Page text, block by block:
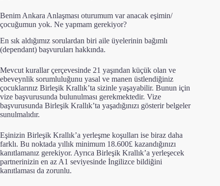
Benim Ankara Anlaşması oturumum var anacak eşimin/
çocuğumun yok. Ne yapmam gerekiyor?
En sık aldığımız sorulardan biri aile üyelerinin bağımlı
(dependant) başvuruları hakkında.
Mevcut kurallar çerçevesinde 21 yaşından küçük olan ve
ebeveynlik sorumluluğunu yasal ve manen üstlendiğiniz
çocuklarınız Birleşik Krallık’ta sizinle yaşayabilir. Bunun için
vize başvurusunda bulunulması gerekmektedir. Vize
başvurusunda Birleşik Krallık’ta yaşadığınızı gösterir belgeler
sunulmalıdır.
Eşinizin Birleşik Krallık’a yerleşme koşulları ise biraz daha
farklı. Bu noktada yıllık minimum 18.600£ kazandığınızı
kanıtlamanız gerekiyor. Ayrıca Birleşik Krallık’a yerleşecek
partnerinizin en az A1 seviyesinde İngilizce bildiğini
kanıtlaması da zorunlu.